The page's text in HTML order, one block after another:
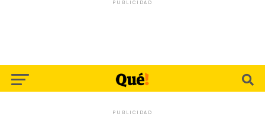
PUBLICIDAD
PUBLICIDAD